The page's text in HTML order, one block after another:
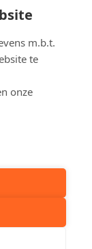
NV AXA
Erkend
m.b.t.
te
onze